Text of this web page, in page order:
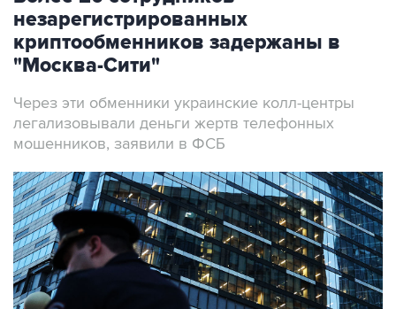
незарегистрированных
криптообменников задержаны в
"Москва-Сити"
Через эти обменники украинские колл-центры
легализовывали деньги жертв телефонных
мошенников, заявили в ФСБ